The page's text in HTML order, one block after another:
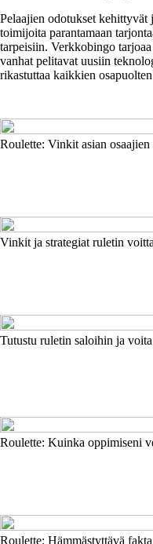
Pelaajien odotukset kehittyvät
toimijoita parantamaan
tarpeisiin. Verkkobingo
vanhat pelitavat uusiin
rikastuttaa kaikkien
Roulette: Vinkit asian
Vinkit ja strategiat ruletin
Tutustu ruletin saloihin ja
Roulette: Kuinka oppimiseni
Roulette: Hämmästyttävä